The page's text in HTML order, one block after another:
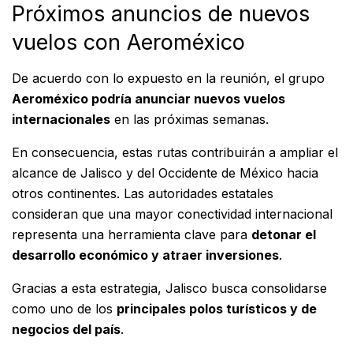
Próximos anuncios de nuevos
vuelos con Aeroméxico
De acuerdo con lo expuesto en la reunión, el grupo
Aeroméxico podría anunciar nuevos vuelos
internacionales en las próximas semanas.
En consecuencia, estas rutas contribuirán a ampliar el
alcance de Jalisco y del Occidente de México hacia
otros continentes. Las autoridades estatales
consideran que una mayor conectividad internacional
representa una herramienta clave para detonar el
desarrollo económico y atraer inversiones.
Gracias a esta estrategia, Jalisco busca consolidarse
como uno de los principales polos turísticos y de
negocios del país.